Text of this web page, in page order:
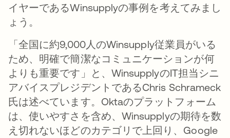
イヤーであるWinsupplyの事例を考えてみまし
ょう。
「全国に約9,000人のWinsupply従業員がいる
ため、明確で簡潔なコミュニケーションが何
よりも重要です」と、WinsupplyのIT担当シニ
アバイスプレジデントであるChris Schrameck
氏は述べています。Oktaのプラットフォーム
は、使いやすさを含め、Winsupplyの期待を数
え切れないほどのカテゴリで上回り、Google